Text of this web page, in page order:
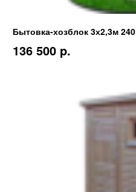
Бытовка-хозблок 3х2,3м 240
136 500 p.